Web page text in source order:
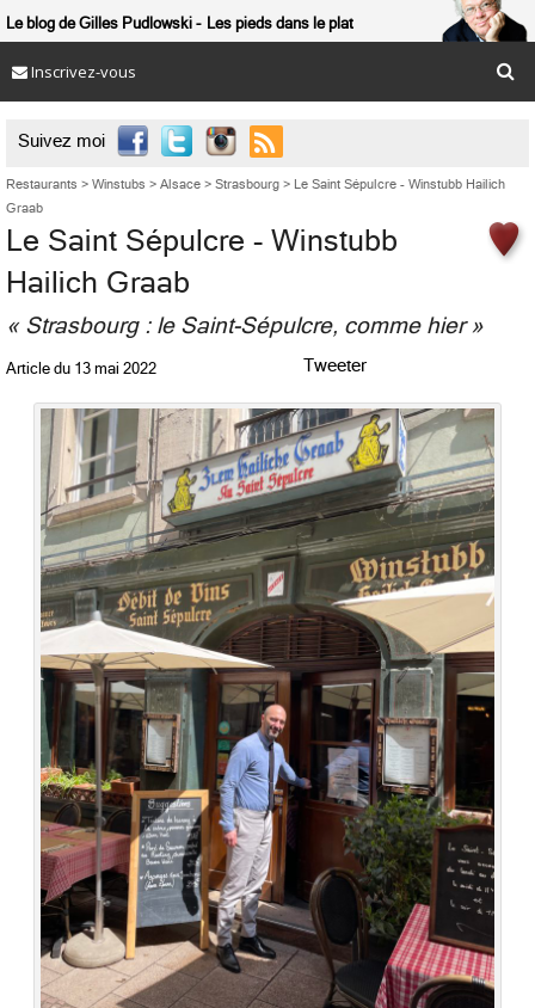
Le blog de Gilles Pudlowski Les pieds dans le plat
Inscrivez-vous
Suivez moi 
Restaurants > Winstubs > Alsace > Strasbourg > Le Saint Sépulcre - Winstubb Hailich
Graab
Le Saint Sépulcre - Winstubb
Hailich Graab
« Strasbourg : le Saint-Sépulcre, comme hier »
Article du 13 mai 2022 Tweeter